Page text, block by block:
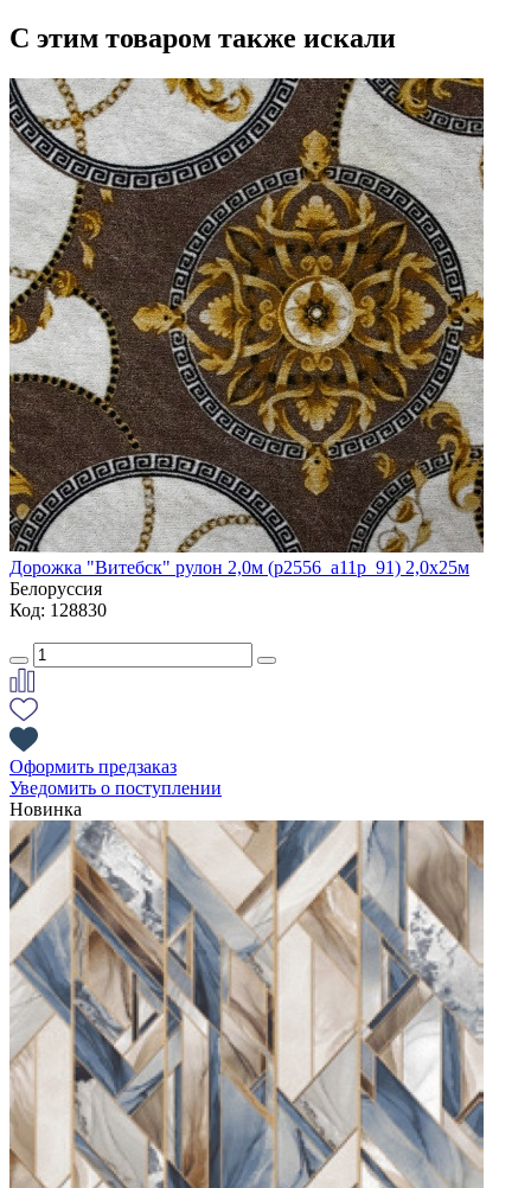
С этим товаром также искали
Дорожка "Витебск" рулон 2,0м (p2556_a11p_91) 2,0х25м
Белоруссия
Код: 128830
Оформить предзаказ
Уведомить о поступлении
Новинка